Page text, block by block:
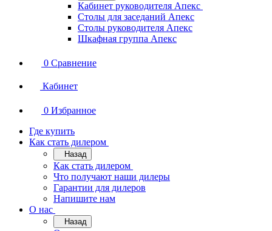
Кабинет руководителя Апекс
Столы для заседаний Апекс
Столы руководителя Апекс
Шкафная группа Апекс
0 Сравнение
Кабинет
0 Избранное
Где купить
Как стать дилером
Назад
Как стать дилером
Что получают наши дилеры
Гарантии для дилеров
Напишите нам
О нас
Назад